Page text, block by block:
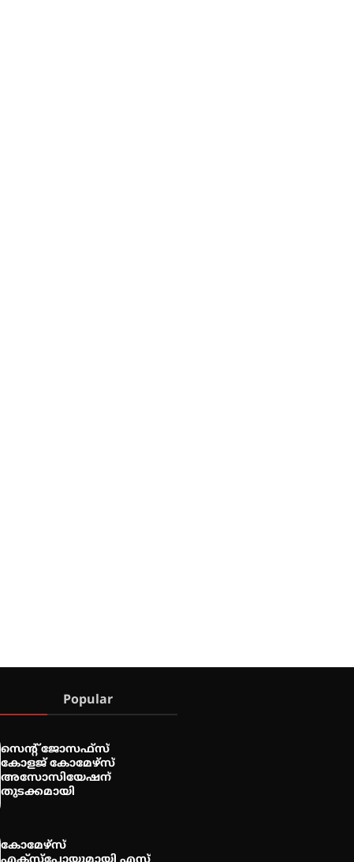
Popular
സെന്റ് ജോസഫ്സ്
കോളജ് കോമേഴ്‌സ്
അസോസിയേഷന്
തുടക്കമായി
കോമേഴ്സ്